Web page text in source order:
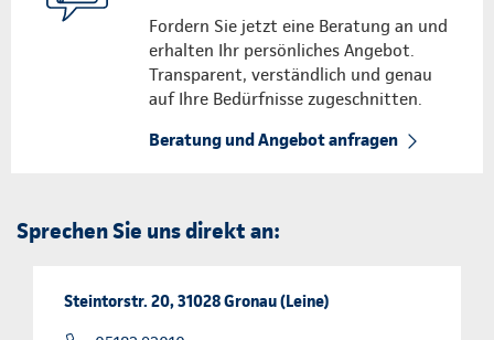
Fordern Sie jetzt eine Beratung an und
erhalten Ihr persönliches Angebot.
Transparent, verständlich und genau
auf Ihre Bedürfnisse zugeschnitten.
Beratung und Angebot anfragen
Sprechen Sie uns direkt an:
Steintorstr. 20, 31028 Gronau (Leine)